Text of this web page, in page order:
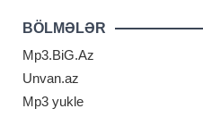
gedib. Lakin həmin axşam evə
qayıtmayıb və bundan narahat olan
ailə üzvləri onu axtarmağa
başlayıblar
BÖLMƏLƏR
Mp3.BiG.Az
Unvan.az
Mp3 yukle